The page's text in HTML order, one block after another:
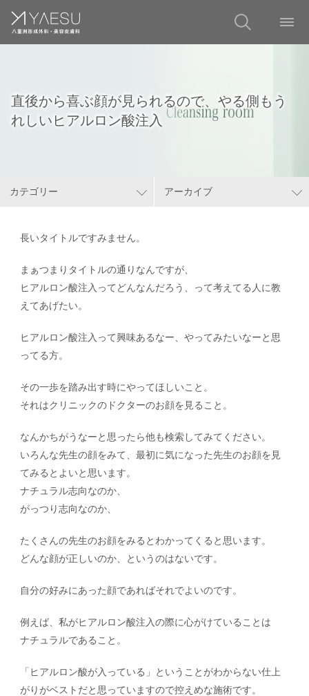
直後から喜ぶ顔が見られるので、やる側もう
れしいヒアルロン酸注入
カテゴリー アーカイブ
長いタイトルですみません。
まぁつまりタイトルの通りなんですが、
ヒアルロン酸注入ってどんなんだろう、って考えてる人に教
えてあげたい。
ヒアルロン酸注入って興味あるなー、やってみたいなーと思
ってる方。
その一歩を踏み出す時にやってほしいこと。
それはクリニックのドクターのお顔を見ること。
なんかちがうなーと思ったら他も検索してみてください。
いろんな先生の顔をみて、最初に気になった先生のお顔を見
てみるとよいと思います。
ナチュラル志向なのか、
がっつり志向なのか、
たくさんの先生のお顔をみるとわかってくると思います。
どんな顔が正しいのか、というのはないです。
自分の好みにあった顔であればそれでよいのです。
例えば、私がヒアルロン酸注入の際に心がけていることは
ナチュラルであること。
「ヒアルロン酸が入っている」ということがわからない仕上
がりがベストだと思っていますので控えめな施術です。